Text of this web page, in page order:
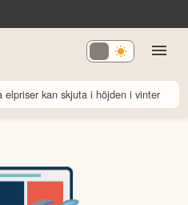
elpriser kan skjuta i höjden i vinter